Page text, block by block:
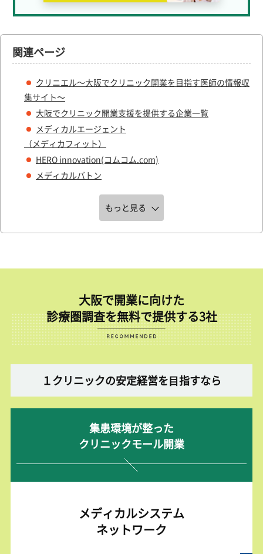
関連ページ
クリニエル～大阪でクリニック開業を目指す医師の情報収
集サイト～
大阪でクリニック開業支援を提供する企業一覧
メディカルエージェント
（メディカフィット）
HERO innovation(コムコム.com)
メディカルバトン
もっと見る
大阪で開業に向けた
診療圏調査を無料で提供する3社
１クリニックの安定経営を⽬指すなら
集患環境が整った
クリニックモール開業
メディカルシステム
ネットワーク